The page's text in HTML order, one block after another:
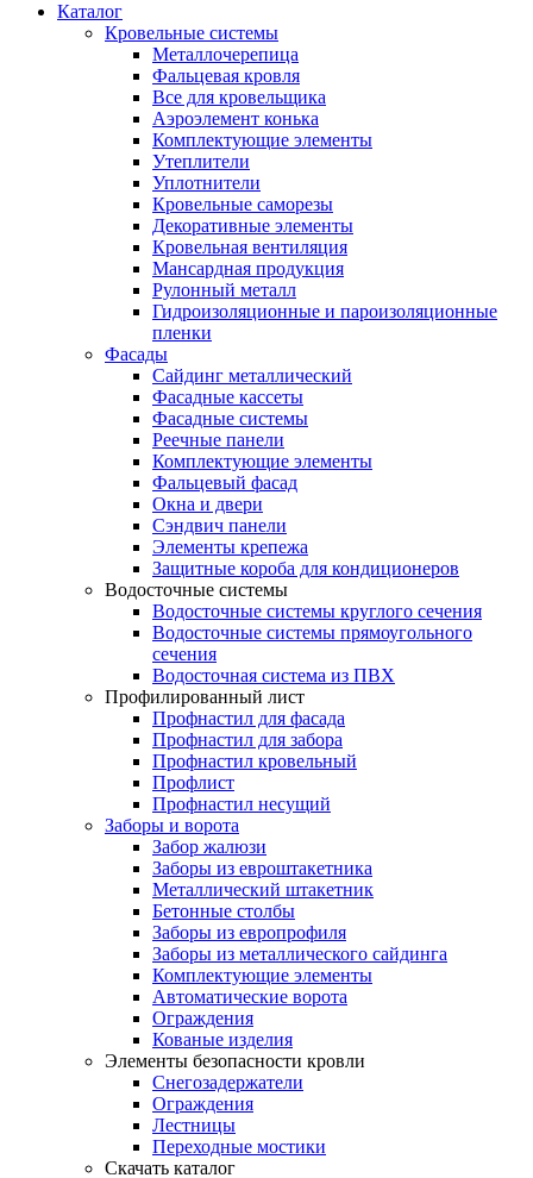
Каталог
Кровельные системы
Металлочерепица
Фальцевая кровля
Все для кровельщика
Аэроэлемент конька
Комплектующие элементы
Утеплители
Уплотнители
Кровельные саморезы
Декоративные элементы
Кровельная вентиляция
Мансардная продукция
Рулонный металл
Гидроизоляционные и пароизоляционные
пленки
Фасады
Сайдинг металлический
Фасадные кассеты
Фасадные системы
Реечные панели
Комплектующие элементы
Фальцевый фасад
Окна и двери
Сэндвич панели
Элементы крепежа
Защитные короба для кондиционеров
Водосточные системы
Водосточные системы круглого сечения
Водосточные системы прямоугольного
сечения
Водосточная система из ПВХ
Профилированный лист
Профнастил для фасада
Профнастил для забора
Профнастил кровельный
Профлист
Профнастил несущий
Заборы и ворота
Забор жалюзи
Заборы из евроштакетника
Металлический штакетник
Бетонные столбы
Заборы из европрофиля
Заборы из металлического сайдинга
Комплектующие элементы
Автоматические ворота
Ограждения
Кованые изделия
Элементы безопасности кровли
Снегозадержатели
Ограждения
Лестницы
Переходные мостики
Скачать каталог